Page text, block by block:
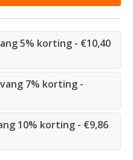
5% korting - €10,40
7% korting -
10% korting - €9,86